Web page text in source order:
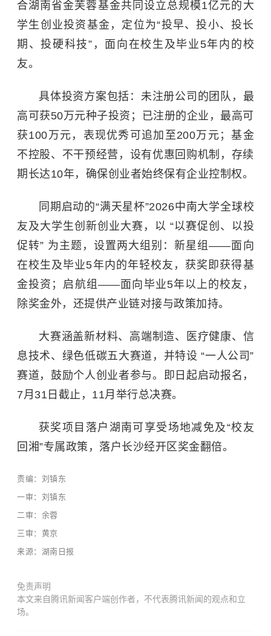
合湖南省金芙蓉基金共同设立总规模1亿元的大
学生创业投资基金，定位为“投早、投小、投长
期、投硬科技”，面向在校生及毕业5年内的校
友。
具体投资方案包括：未注册公司的团队，最
高可获50万元种子投资；已注册的企业，最高可
获100万元，表现优秀可追加至200万元；基金
不控股、不干预经营，设有优惠回购机制，存续
期长达10年，确保创业者始终保有企业控制权。
同期启动的“满天星杯”2026中南大学全球校
友及大学生创新创业大赛，以 “以赛促创、以投
促转” 为主题，设置两大组别：新星组——面向
在校生及毕业5年内的年轻校友，获奖即获得基
金投资；启航组——面向毕业5年以上的校友，
除奖金外，还提供产业链对接与政策加持。
大赛涵盖新材料、高端制造、医疗健康、信
息技术、绿色低碳五大赛道，并特设 “一人公司”
赛道，鼓励个人创业者参与。即日起启动报名，
7月31日截止，11月举行总决赛。
获奖项目落户湖南可享受场地减免及“校友
回湘”专属政策，落户长沙经开区奖金翻倍。
责编：刘镇东
一审：刘镇东
二审：余蓉
三审：黄京
来源：湖南日报
免责声明
本文来自腾讯新闻客户端创作者，不代表腾讯新闻的观点和立
场。